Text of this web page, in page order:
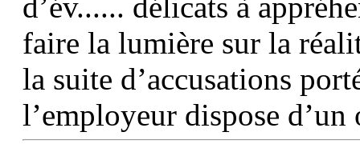
faire la lumière sur la
la suite d’accusations
l’employeur dispose